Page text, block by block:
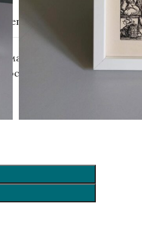
Publisher
напишите в